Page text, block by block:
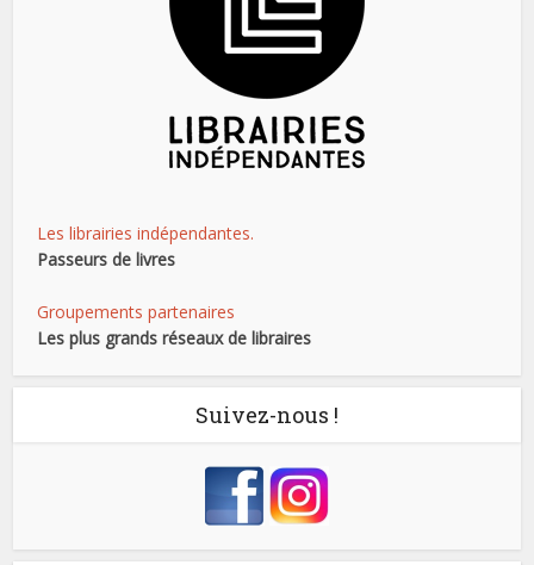
Les librairies indépendantes.
Passeurs de livres
Groupements partenaires
Les plus grands réseaux de libraires
Suivez-nous !